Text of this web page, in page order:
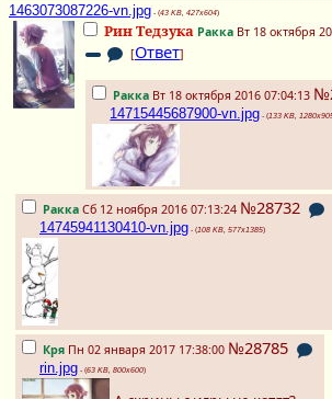
1463073087226-vn.jpg - (43 KB, 427x604)
Рин Тедзука Ракка Вт 18 октября
[Ответ]
Ракка Вт 18 октября 2016 07:04:13
14715445687900-vn.jpg - (133 KB,
Ракка Сб 12 ноября 2016 07:13:24 №28732
14745941130410-vn.jpg - (108 KB, 577x1385)
Кря Пн 02 января 2017 17:38:00 №28785
rin.jpg - (63 KB, 800x600)